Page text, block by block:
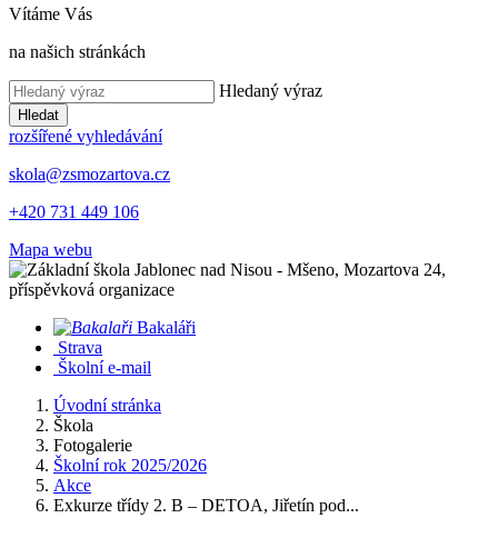
Vítáme Vás
na našich stránkách
Hledaný výraz
Hledat
rozšířené vyhledávání
skola@zsmozartova.cz
+420 731 449 106
Mapa webu
Bakaláři
Strava
Školní e-mail
Úvodní stránka
Škola
Fotogalerie
Školní rok 2025/2026
Akce
Exkurze třídy 2. B – DETOA, Jiřetín pod...